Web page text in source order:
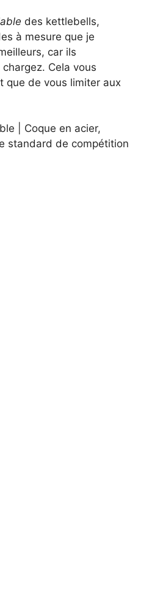
des kettlebells,
à mesure que je
car ils
Cela vous
que de vous limiter aux
| Coque en acier,
standard de compétition